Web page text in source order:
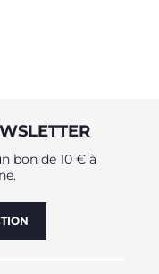
bon de 10 € à